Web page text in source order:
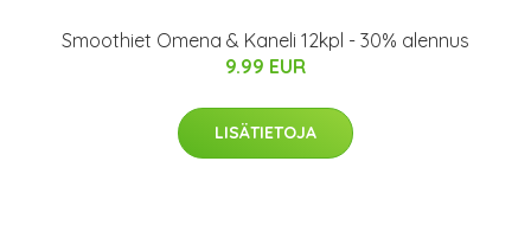
Smoothiet Omena & Kaneli 12kpl - 30% alennus
9.99 EUR
LISÄTIETOJA